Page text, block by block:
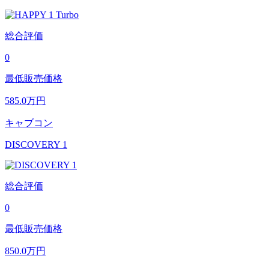
総合評価
0
最低販売価格
585.0万円
キャブコン
DISCOVERY 1
総合評価
0
最低販売価格
850.0万円